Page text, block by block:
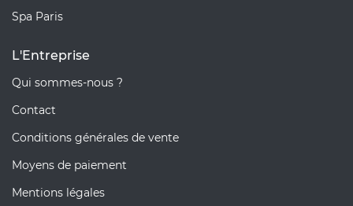
Spa Paris
L'Entreprise
Qui sommes-nous ?
Contact
Conditions générales de vente
Moyens de paiement
Mentions légales